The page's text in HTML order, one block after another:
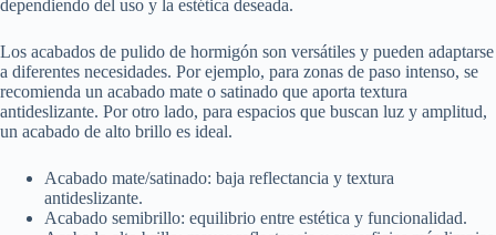
dependiendo del uso y la estética deseada.
Los acabados de pulido de hormigón son versátiles y pueden adaptarse
a diferentes necesidades. Por ejemplo, para zonas de paso intenso, se
recomienda un acabado mate o satinado que aporta textura
antideslizante. Por otro lado, para espacios que buscan luz y amplitud,
un acabado de alto brillo es ideal.
Acabado mate/satinado: baja reflectancia y textura
antideslizante.
Acabado semibrillo: equilibrio entre estética y funcionalidad.